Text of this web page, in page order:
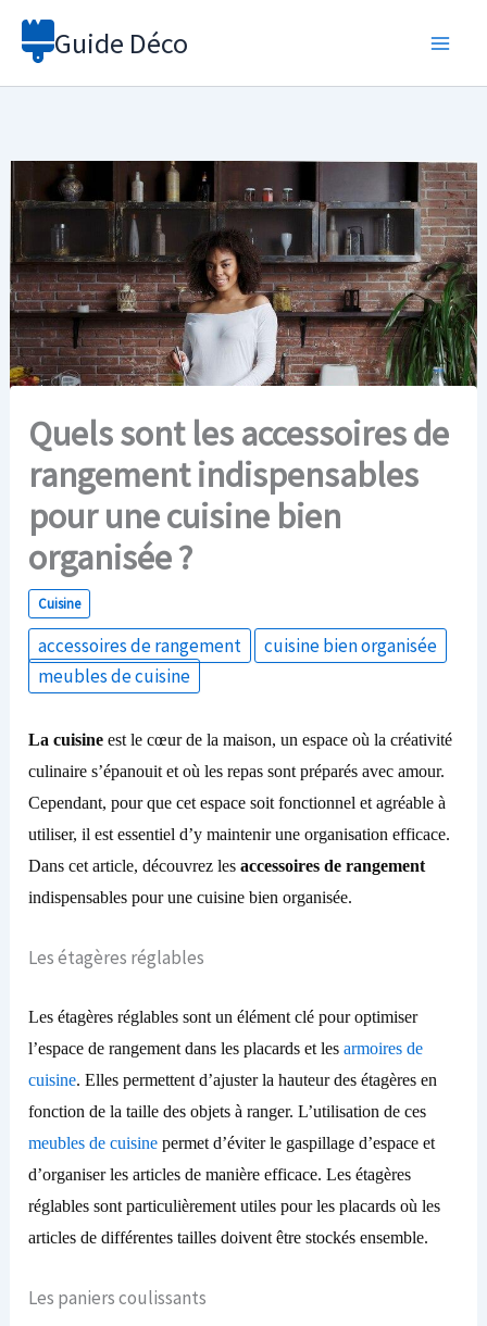
Aller
Guide Déco
Quels sont les accessoires de
rangement indispensables
pour une cuisine bien
organisée ?
Cuisine
accessoires de rangement
cuisine bien organisée
meubles de cuisine
La cuisine est le cœur de la maison, un espace où la créativité
culinaire s’épanouit et où les repas sont préparés avec amour.
Cependant, pour que cet espace soit fonctionnel et agréable à
utiliser, il est essentiel d’y maintenir une organisation efficace.
Dans cet article, découvrez lesaccessoires de rangement
indispensables pour une cuisine bien organisée.
Les étagères réglables
Les étagères réglables sont un élément clé pour optimiser
l’espace de rangement dans les placards et lesarmoires de
cuisine. Elles permettent d’ajuster la hauteur des étagères en
fonction de la taille des objets à ranger. L’utilisation de ces
meubles de cuisine permet d’éviter le gaspillage d’espace et
d’organiser les articles de manière efficace. Les étagères
réglables sont particulièrement utiles pour les placards où les
articles de différentes tailles doivent être stockésensemble.
Les paniers coulissants